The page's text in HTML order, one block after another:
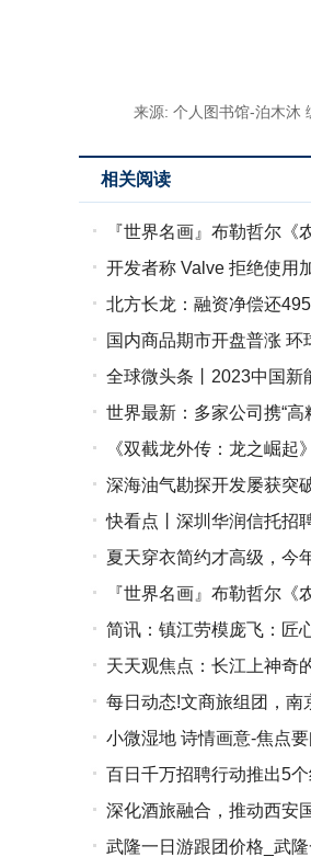
来源: 个人图书馆-泊木沐
相关阅读
『世界名画』布勒哲尔《
开发者称 Valve 拒绝使用
北方长龙：融资净偿还
国内商品期市开盘普涨 环
全球微头条丨2023中国新
世界最新：多家公司携“
《双截龙外传：龙之崛
深海油气勘探开发屡获突
快看点丨深圳华润信托招
夏天穿衣简约才高级，今
『世界名画』布勒哲尔《
简讯：镇江劳模庞飞：匠
天天观焦点：长江上神奇
每日动态!文商旅组团，南
小微湿地 诗情画意-焦点要
百日千万招聘行动推出5
深化酒旅融合，推动西安
焦点
武隆一日游跟团价格_武